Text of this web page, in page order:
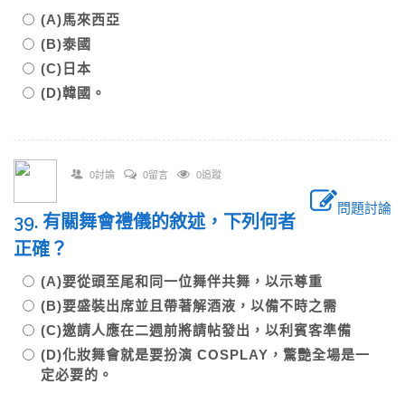
(A)馬來西亞
(B)泰國
(C)日本
(D)韓國。
0討論 0留言 0追蹤
問題討論
39. 有關舞會禮儀的敘述，下列何者
正確？
(A)要從頭至尾和同一位舞伴共舞，以示尊重
(B)要盛裝出席並且帶著解酒液，以備不時之需
(C)邀請人應在二週前將請帖發出，以利賓客準備
(D)化妝舞會就是要扮演 COSPLAY，驚艷全場是一
定必要的。